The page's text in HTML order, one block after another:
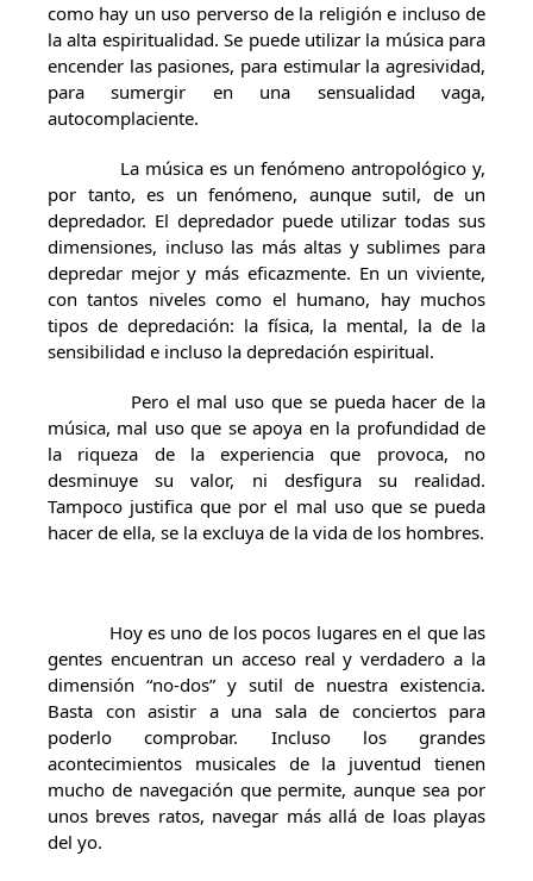
como hay un uso perverso de la religión e incluso de
la alta espiritualidad. Se puede utilizar la música para
encender las pasiones, para estimular la agresividad,
para sumergir en una sensualidad vaga,
autocomplaciente.
La música es un fenómeno antropológico y,
por tanto, es un fenómeno, aunque sutil, de un
depredador. El depredador puede utilizar todas sus
dimensiones, incluso las más altas y sublimes para
depredar mejor y más eficazmente. En un viviente,
con tantos niveles como el humano, hay muchos
tipos de depredación: la física, la mental, la de la
sensibilidad e incluso la depredación espiritual.
Pero el mal uso que se pueda hacer de la
música, mal uso que se apoya en la profundidad de
la riqueza de la experiencia que provoca, no
desminuye su valor, ni desfigura su realidad.
Tampoco justifica que por el mal uso que se pueda
hacer de ella, se la excluya de la vida de los hombres.
Hoy es uno de los pocos lugares en el que las
gentes encuentran un acceso real y verdadero a la
dimensión “no-dos” y sutil de nuestra existencia.
Basta con asistir a una sala de conciertos para
poderlo comprobar. Incluso los grandes
acontecimientos musicales de la juventud tienen
mucho de navegación que permite, aunque sea por
unos breves ratos, navegar más allá de loas playas
del yo.